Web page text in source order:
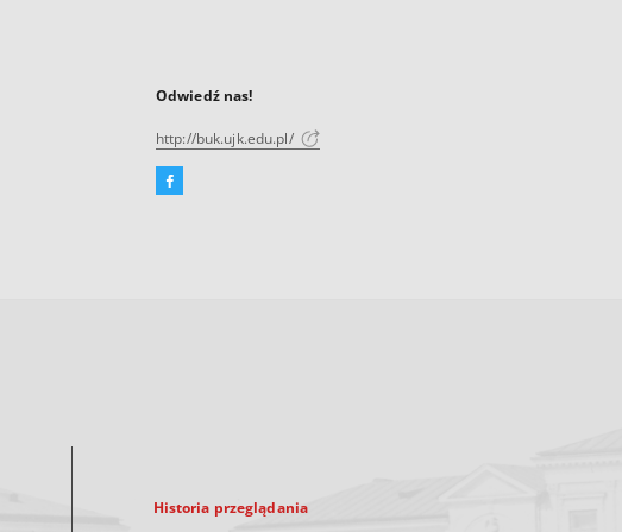
Odwiedź nas!
http://buk.ujk.edu.pl/
Facebook
Historia przeglądania